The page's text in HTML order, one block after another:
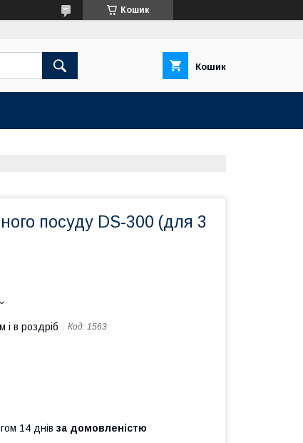
Кошик
Кошик
посуду DS-300 (для 3
і в роздріб Код: 1563
14 днів за домовленістю